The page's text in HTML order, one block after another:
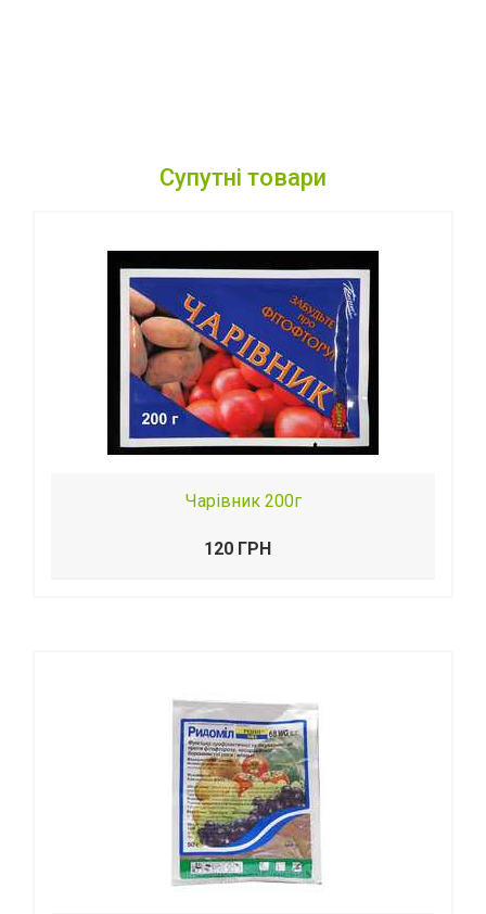
Супутні товари
Чарівник 200г
120 ГРН